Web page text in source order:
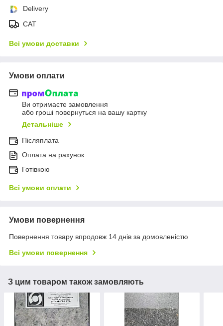
Delivery
САТ
Всі умови доставки
Умови оплати
Ви отримаєте замовлення
або гроші повернуться на вашу картку
Детальніше
Післяплата
Оплата на рахунок
Готівкою
Всі умови оплати
Умови повернення
Повернення товару впродовж 14 днів за домовленістю
Всі умови повернення
З цим товаром також замовляють